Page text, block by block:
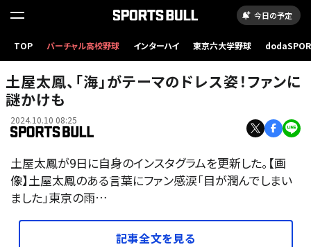
今日の予定
TOP バーチャル高校野球 インターハイ 東京六大学野球
土屋太鳳、「海」がテーマのドレス姿！ファンに
謎かけも
2024.10.10 08:25
土屋太鳳が9日に自身のインスタグラムを更新した。【画
像】土屋太鳳のある言葉にファン感涙「目が潤んでしまい
ました」東京の雨…
記事全文を見る